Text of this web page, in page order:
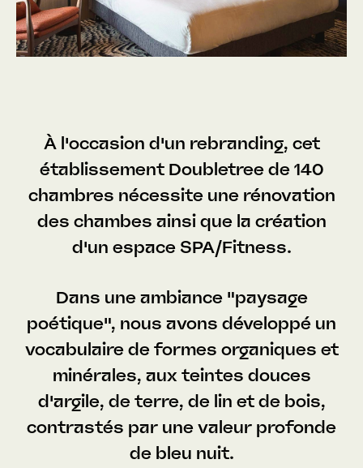
À l'occasion d'un rebranding, cet
établissement Doubletree de 140
chambres nécessite une rénovation
des chambes ainsi que la création
d'un espace SPA/Fitness.
Dans une ambiance "paysage
poétique", nous avons développé un
vocabulaire de formes organiques et
minérales, aux teintes douces
d'argile, de terre, de lin et de bois,
contrastés par une valeur profonde
de bleu nuit.